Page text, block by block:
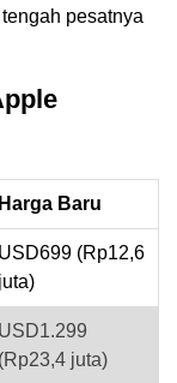
pesatnya
Harga Baru
USD699 (Rp12,6
juta)
USD1.299
(Rp23,4 juta)